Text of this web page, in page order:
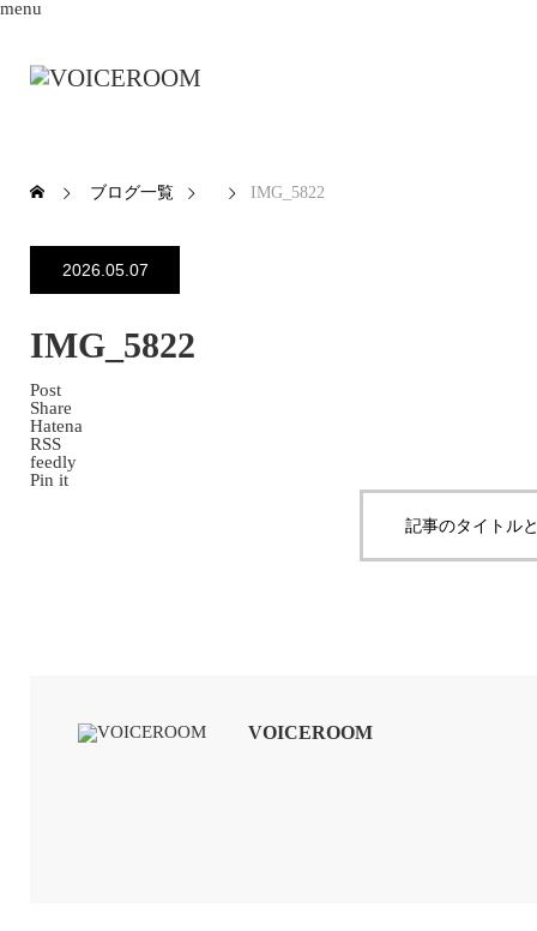
menu
ブログ一覧 IMG_5822
2026.05.07
IMG_5822
Post
Share
Hatena
RSS
feedly
Pin it
記事のタイトル
VOICEROOM